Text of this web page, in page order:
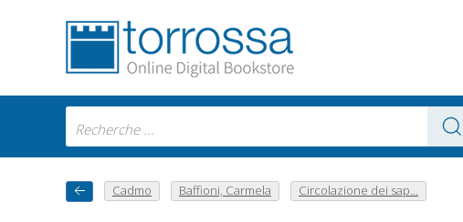
Cadmo Baffioni, Carmela Circolazione dei sap...